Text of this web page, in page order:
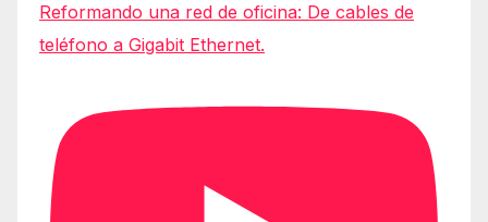
Reformando una red de oficina: De cables de
teléfono a Gigabit Ethernet.